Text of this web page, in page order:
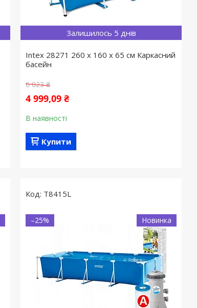
Залишилось 5 днів
Intex 28271 260 х 160 х 65 см Каркасний
басейн
6 023 ₴
4 999,09 ₴
В наявності
Купити
T8415L
Новинка
–25%